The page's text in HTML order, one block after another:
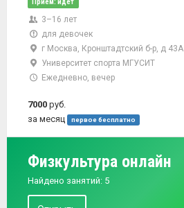
3–16 лет
для девочек
г Москва, Кронштадтский б-р, д 43А
Университет спорта МГУСИТ
Ежедневно, вечер
7000 руб.
за месяц
первое бесплатно
Физкультура онлайн
Найдено занятий: 5